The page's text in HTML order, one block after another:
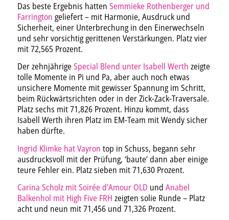
Das beste Ergebnis hatten Semmieke Rothenberger und
Farrington geliefert – mit Harmonie, Ausdruck und
Sicherheit, einer Unterbrechung in den Einerwechseln
und sehr vorsichtig gerittenen Verstärkungen. Platz vier
mit 72,565 Prozent.
Der zehnjährige Special Blend unter Isabell Werth zeigte
tolle Momente in Pi und Pa, aber auch noch etwas
unsichere Momente mit gewisser Spannung im Schritt,
beim Rückwärtsrichten oder in der Zick-Zack-Traversale.
Platz sechs mit 71,826 Prozent. Hinzu kommt, dass
Isabell Werth ihren Platz im EM-Team mit Wendy sicher
haben dürfte.
Ingrid Klimke hat Vayron top in Schuss, begann sehr
ausdrucksvoll mit der Prüfung, ‘baute’ dann aber einige
teure Fehler ein. Platz sieben mit 71,630 Prozent.
Carina Scholz mit Soirée d’Amour OLD und Anabel
Balkenhol mit High Five FRH zeigten solie Runde – Platz
acht und neun mit 71,456 und 71,326 Prozent.